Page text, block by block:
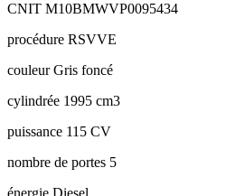
CNIT M10BMWVP0095434
procédure RSVVE
couleurGris foncé
cylindrée 1995 cm3
puissance 115 CV
nombre de portes 5